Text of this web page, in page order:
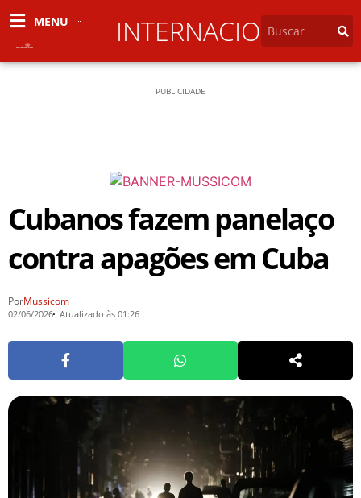
MENU INTERNACIONAL
PUBLICIDADE
Cubanos fazem panelaço
contra apagões em Cuba
PorMussicom
02/06/2026 Atualizado às 01:26